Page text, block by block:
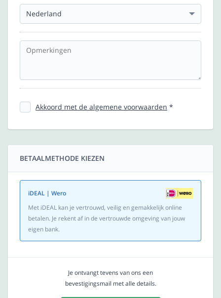
Akkoord met de algemene voorwaarden *
BETAALMETHODE KIEZEN
iDEAL | Wero
Met iDEAL kan je vertrouwd, veilig en gemakkelijk online
betalen. Je rekent af in de vertrouwde omgeving van jouw
eigen bank.
Je ontvangt tevens van ons een
bevestigingsmail met alle details.